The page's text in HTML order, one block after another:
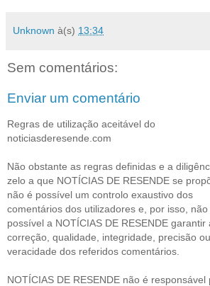
Unknown à(s) 13:34
Sem comentários:
Enviar um comentário
Regras de utilização aceitável do
noticiasderesende.com
Não obstante as regras definidas e a
zelo a que NOTÍCIAS DE RESENDE se
não é possível um controlo exaustivo dos
comentários dos utilizadores e, por isso, não
possível a NOTÍCIAS DE RESENDE garantir
correção, qualidade, integridade, precisão ou
veracidade dos referidos comentários.
NOTÍCIAS DE RESENDE não é responsável